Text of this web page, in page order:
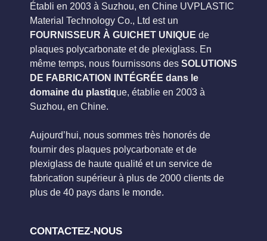
Établi en 2003 à Suzhou, en Chine UVPLASTIC
Material Technology Co., Ltd est un
FOURNISSEUR À GUICHET UNIQUE de
plaques polycarbonate et de plexiglass. En
même temps, nous fournissons des SOLUTIONS
DE FABRICATION INTÉGRÉE dans le
domaine du plastique, établie en 2003 à
Suzhou, en Chine.
Aujourd’hui, nous sommes très honorés de
fournir des plaques polycarbonate et de
plexiglass de haute qualité et un service de
fabrication supérieur à plus de 2000 clients de
plus de 40 pays dans le monde.
CONTACTEZ-NOUS